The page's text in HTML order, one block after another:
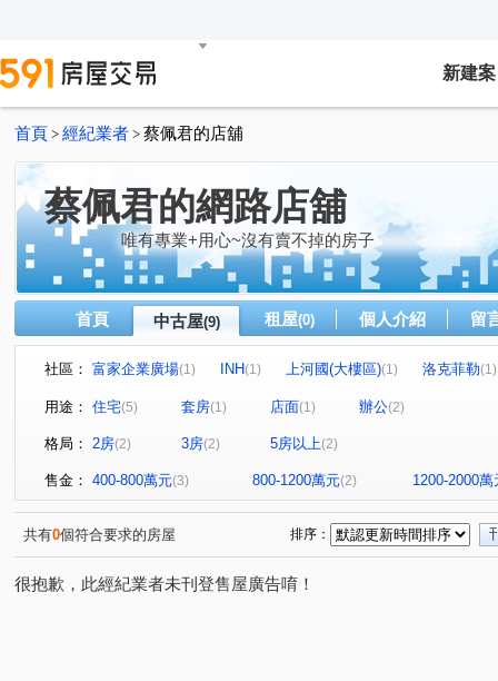
新建案
首頁 > 經紀業者 > 蔡佩君的店舖
蔡佩君的網路店舖
唯有專業+用心~沒有賣不掉的房子
首頁 中古屋(9) 租屋(0) 個人介紹 留
社區： 富家企業廣場(1) INH(1) 上河國(大樓區)(1) 洛克菲勒(1)
民族二路 華光路 仁智街 文雅街
用途： 住宅(5) 套房(1) 店面(1) 辦公(2)
格局： 2房(2) 3房(2) 5房以上(2)
售金： 400-800萬元(3) 800-1200萬元(2) 1200-2000萬
共有0個符合要求的房屋 排序：
很抱歉，此經紀業者未刊登售屋廣告唷！